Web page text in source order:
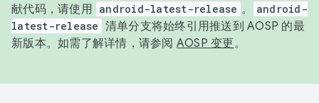
献代码，请使用 android-latest-release 。
android-
latest-release 清单分支将始终引用推送到 AOSP 的最
新版本。如需了解详情，请参阅 AOSP 变更。